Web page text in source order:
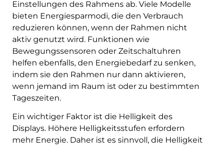
Einstellungen des Rahmens ab. Viele Modelle
bieten Energiesparmodi, die den Verbrauch
reduzieren können, wenn der Rahmen nicht
aktiv genutzt wird. Funktionen wie
Bewegungssensoren oder Zeitschaltuhren
helfen ebenfalls, den Energiebedarf zu senken,
indem sie den Rahmen nur dann aktivieren,
wenn jemand im Raum ist oder zu bestimmten
Tageszeiten.
Ein wichtiger Faktor ist die Helligkeit des
Displays. Höhere Helligkeitsstufen erfordern
mehr Energie. Daher ist es sinnvoll, die Helligkeit